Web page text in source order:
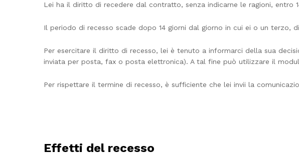
Lei ha il diritto di recedere dal contratto, senza indicarne le ragioni, entro
Il periodo di recesso scade dopo 14 giorni dal giorno in cui ei o un terzo,
Per esercitare il diritto di recesso, lei è tenuto a informarci della sua
inviata per posta, fax o posta elettronica). A tal fine può utilizzare il
Per rispettare il termine di recesso, è sufficiente che lei invii la
Effetti del recesso